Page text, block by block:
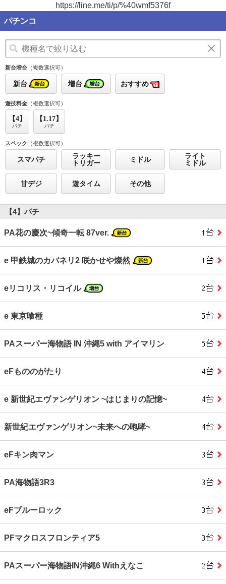
https://line.me/ti/p/%40wmf5376f
パチンコ
新台増台 （複数選択可）
新台 増台 おすすめ
遊技料金 （複数選択可）
【4】
パチ
【1.17】
パチ
スペック （複数選択可）
スマパチ
ラッキー
トリガー
ミドル
ライト
ミドル
甘デジ 遊タイム その他
【4】パチ
PA花の慶次~傾奇一転 87ver.
e 甲鉄城のカバネリ2 咲かせや燦然
eリコリス・リコイル
e 東京喰種
PAスーパー海物語 IN 沖縄5 with アイマリン
eFもののがたり
e 新世紀エヴァンゲリオン ~はじまりの記憶~
新世紀エヴァンゲリオン~未来への咆哮~
eFキン肉マン
PA海物語3R3
eFブルーロック
PFマクロスフロンティア5
PAスーパー海物語IN沖縄6 Withえなこ